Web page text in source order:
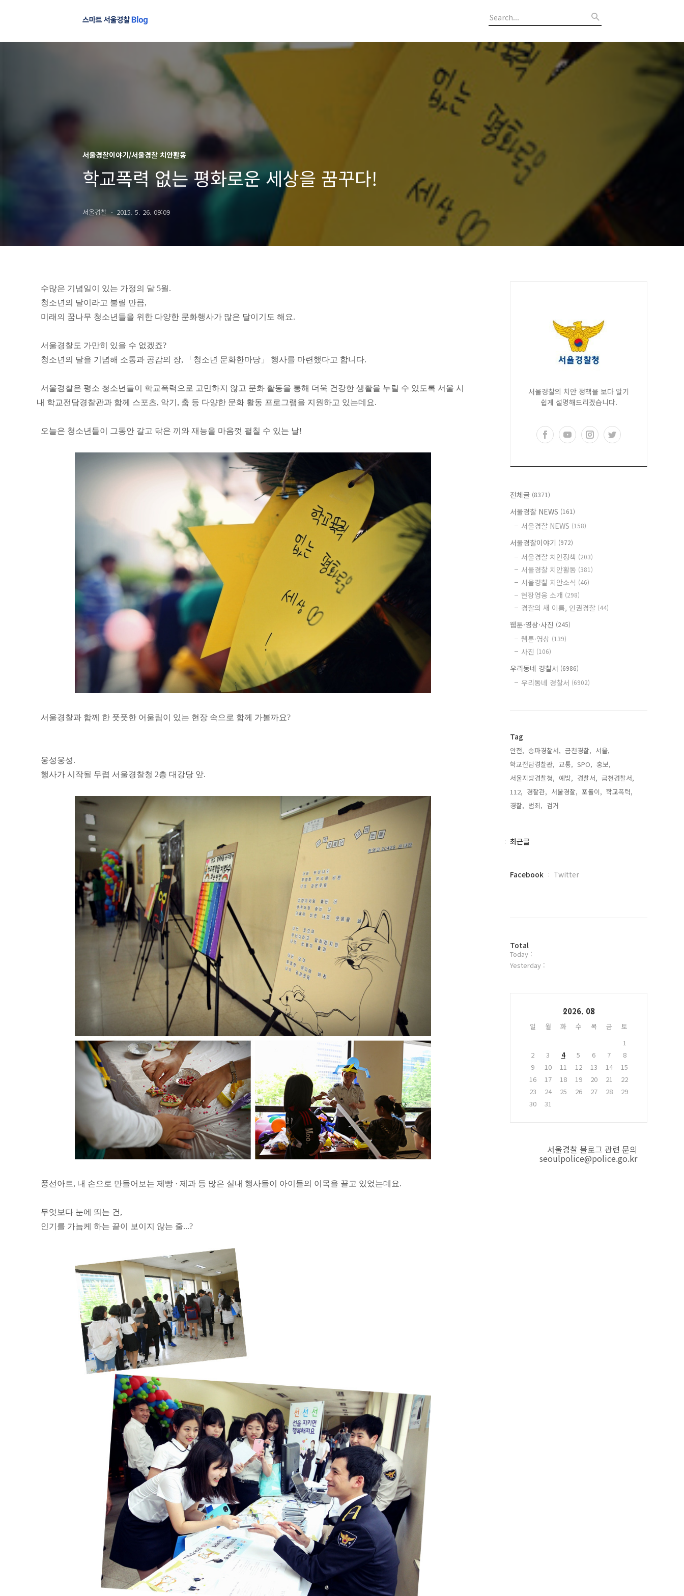
서울경찰이야기/서울경찰 치안활동
학교폭력 없는 평화로운 세상을 꿈꾸다!
서울경찰 2015. 5. 26. 09:09
수많은 기념일이 있는 가정의 달 5월.
청소년의 달이라고 불릴 만큼,
미래의 꿈나무 청소년들을 위한 다양한 문화행사가 많은 달이기도 해요.
서울경찰도 가만히 있을 수 없겠죠?
청소년의 달을 기념해 소통과 공감의 장, 「청소년 문화한마당」 행사를 마련했다고 합니다.
서울경찰은 평소 청소년들이 학교폭력으로 고민하지 않고 문화 활동을 통해 더욱 건강한 생활을 누릴 수 있도록 서울 시
내 학교전담경찰관과 함께 스포츠, 악기, 춤 등 다양한 문화 활동 프로그램을 지원하고 있는데요.
오늘은 청소년들이 그동안 갈고 닦은 끼와 재능을 마음껏 펼칠 수 있는 날!
서울경찰과 함께 한 풋풋한 어울림이 있는 현장 속으로 함께 가볼까요?
웅성웅성.
행사가 시작될 무렵 서울경찰청 2층 대강당 앞.
풍선아트, 내 손으로 만들어보는 제빵 · 제과 등 많은 실내 행사들이 아이들의 이목을 끌고 있었는데요.
무엇보다 눈에 띄는 건,
인기를 가늠케 하는 끝이 보이지 않는 줄...?
서울경찰의 치안 정책을 보다 알기
쉽게 설명해드리겠습니다.
전체글 (8371)
서울경찰 NEWS (161)
서울경찰 NEWS (158)
서울경찰이야기 (972)
서울경찰 치안정책 (203)
서울경찰 치안활동 (381)
서울경찰 치안소식 (46)
현장영웅 소개 (298)
경찰의 새 이름, 인권경찰 (44)
웹툰·영상·사진 (245)
웹툰·영상 (139)
사진 (106)
우리동네 경찰서 (6986)
우리동네 경찰서 (6902)
Tag
안전, 송파경찰서, 금천경찰, 서울,
학교전담경찰관, 교통, SPO, 홍보,
서울지방경찰청, 예방, 경찰서, 금천경찰서,
112, 경찰관, 서울경찰, 포돌이, 학교폭력,
경찰, 범죄, 검거,
최
최근글
페
플
러
그
Facebook Twitter
방
문
자
Total
Today :
Yesterday :
2026. 08
일 월 화 수 목 금
토
1
2
3 4 5 6 7
8
9
10 11 12 13 14
15
16
17 18 19 20 21
22
23
24 25 26 27 28
29
30
31
서울경찰 블로그 관련 문의
seoulpolice@police.go.kr